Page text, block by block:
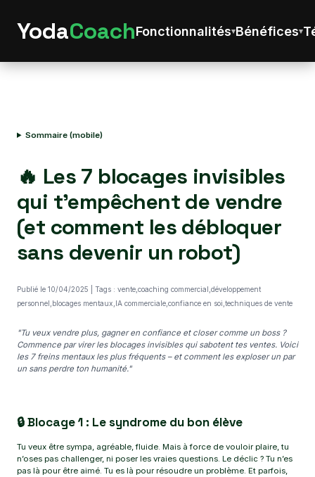
YodaCoachFonctionnalités Bénéfices
Sommaire (mobile)
🔥 Les 7 blocages invisibles
qui t’empêchent de vendre
(et comment les débloquer
sans devenir un robot)
Publié le 10/04/2025 | Tags : vente,coaching commercial,développement
personnel,blocages mentaux,IA commerciale,confiance en soi,techniques de vente
"Tu veux vendre plus, gagner en confiance et closer comme un boss ?
Commence par virer les blocages invisibles qui sabotent tes ventes. Voici
les 7 freins mentaux les plus fréquents – et comment les exploser un par
un sans perdre ton humanité."
🔒 Blocage 1 : Le syndrome du bon élève
Tu veux être sympa, agréable, fluide. Mais à force de vouloir plaire, tu
n’oses pas challenger, ni poser les vraies questions. Le déclic ? Tu n’es
pas là pour être aimé. Tu es là pour résoudre un problème. Et parfois,